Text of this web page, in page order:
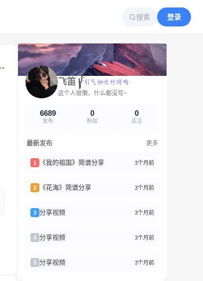
搜索 登录
飞笛
这个人很懒，什么都没写~
6689
发布
0
粉丝
0
关注
最新发布 更多
1 《我的祖国》简谱分享 3个月前
2 《花海》简谱分享 3个月前
3 分享视频 3个月前
4 分享视频 3个月前
5 分享视频 3个月前